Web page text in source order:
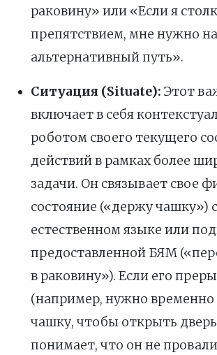
раковину» или «Если я
препятствием, мне нужно
альтернативный путь».
Ситуация (Situate): Этот
включает в себя
роботом своего текущего
действий в рамках более
задачи. Он связывает свое
состояние («держу чашку»)
естественном языке или
предоставленной БЯМ
в раковину»). Если его
(например, нужно временно
чашку, чтобы открыть
понимает, что он не